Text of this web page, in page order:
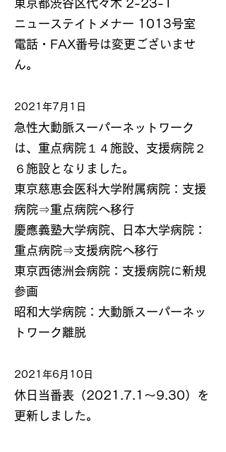
東京都渋谷区代々木 2-23-1
ニューステイトメナー 1013号室
電話・FAX番号は変更ございませ
ん。
2021年7月1日
急性大動脈スーパーネットワーク
は、重点病院１４施設、支援病院２
６施設となりました。
東京慈恵会医科大学附属病院：支援
病院⇒重点病院へ移行
慶應義塾大学病院、日本大学病院：
重点病院⇒支援病院へ移行
東京西徳洲会病院：支援病院に新規
参画
昭和大学病院：大動脈スーパーネッ
トワーク離脱
2021年6月10日
休日当番表（2021.7.1～9.30）を
更新しました。